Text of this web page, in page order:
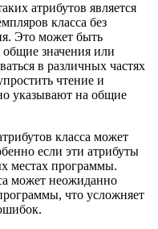
атрибутов является
класса без
Это может быть
общие значения или
в различных частях
чтение и
указывают на общие
класса может
если эти атрибуты
местах программы.
может неожиданно
что усложняет